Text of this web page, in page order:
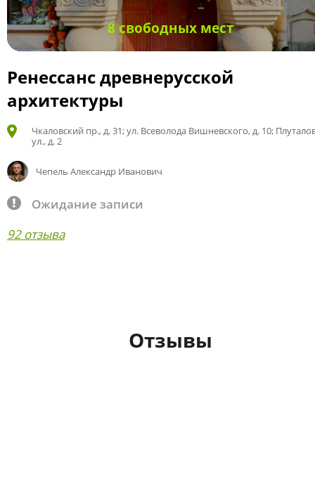
8 свободных мест
Ренессанс древнерусской
архитектуры
Чкаловский пр., д. 31; ул. Всеволода Вишневского, д. 10;
ул., д. 2
Чепель Александр Иванович
Ожидание записи
92 отзыва
Отзывы